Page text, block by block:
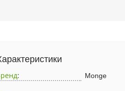
: Monge